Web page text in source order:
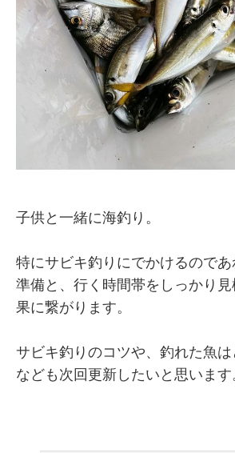
子供と一緒に海釣り。
特にサビキ釣りにでかけるので
準備と、行く時間帯をしっかり
果に繋がります。
サビキ釣りのコツや、釣れた魚は
なども次回更新したいと思います